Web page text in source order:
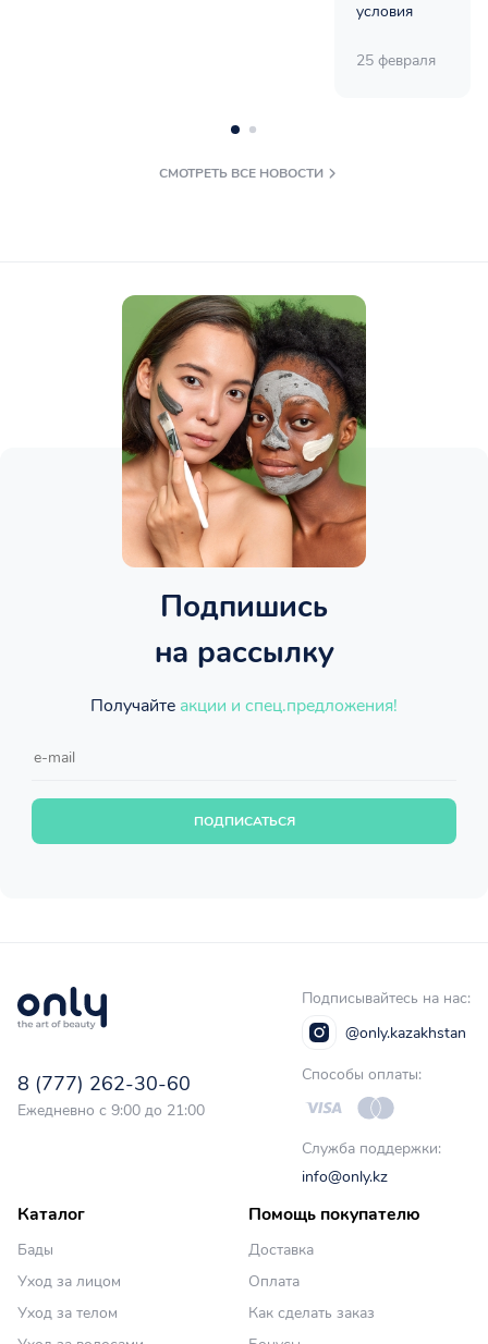
условия
25 февраля
СМОТРЕТЬ ВСЕ НОВОСТИ
Подпишись
на рассылку
Получайте акции и спец.предложения!
ПОДПИСАТЬСЯ
8 (777) 262-30-60
Ежедневно с 9:00 до 21:00
Подписывайтесь на нас:
@only.kazakhstan
Способы оплаты:
Служба поддержки:
info@only.kz
Каталог
Бады
Уход за лицом
Уход за телом
Помощь покупателю
Доставка
Оплата
Как сделать заказ